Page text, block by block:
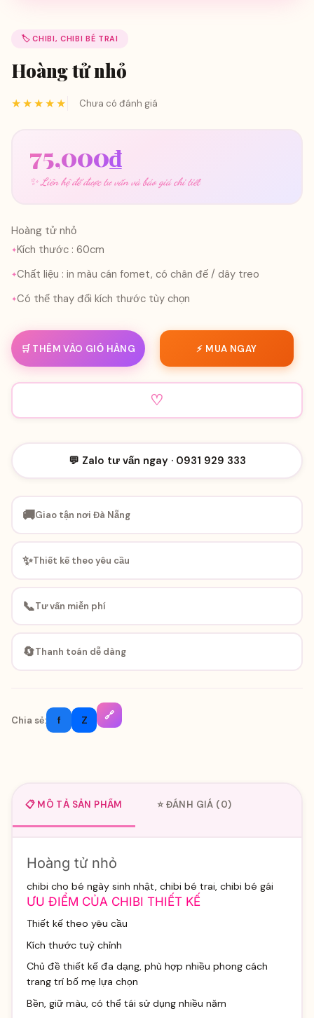
🏷️ CHIBI, CHIBI BÉ TRAI
Hoàng tử nhỏ
★★★★★ Chưa có đánh giá
75,000₫
✨ Liên hệ để được tư vấn và báo giá chi tiết
Hoàng tử nhỏ
Kích thước : 60cm
Chất liệu : in màu cán fomet, có chân đế / dây treo
Có thể thay đổi kích thước tùy chọn
🛒 THÊM VÀO GIỎ HÀNG ⚡ MUA NGAY
♡
💬 Zalo tư vấn ngay · 0931 929 333
🚚Giao tận nơi Đà Nẵng
✨Thiết kế theo yêu cầu
📞Tư vấn miễn phí
🔄Thanh toán dễ dàng
Chia sẻ: f Z 🔗
📋 MÔ TẢ SẢN PHẨM ⭐ ĐÁNH GIÁ (0)
Hoàng tử nhỏ
chibi cho bé ngày sinh nhật, chibi bé trai, chibi bé gái
ƯU ĐIỂM CỦA CHIBI THIẾT KẾ
Thiết kế theo yêu cầu
Kích thước tuỳ chỉnh
Chủ đề thiết kế đa dạng, phù hợp nhiều phong cách
trang trí bố mẹ lựa chọn
Bền, giữ màu, có thể tái sử dụng nhiều năm